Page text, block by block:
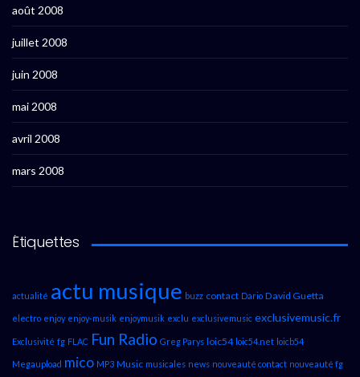
août 2008
juillet 2008
juin 2008
mai 2008
avril 2008
mars 2008
Étiquettes
actualité actu musique buzz contact Dario David Guetta
electro enjoy enjoy-musik enjoymusik exclu exclusivemusic exclusivemusic.fr
Exclusivité fg FLAC Fun Radio Greg Parys loic54 loic54.net loicb54
Megaupload mico MP3 Music musicales news nouveauté contact nouveauté fg